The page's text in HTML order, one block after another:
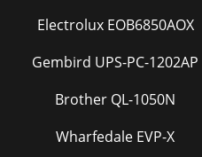
Electrolux EOB6850AOX
Gembird UPS-PC-1202AP
Brother QL-1050N
Wharfedale EVP-X